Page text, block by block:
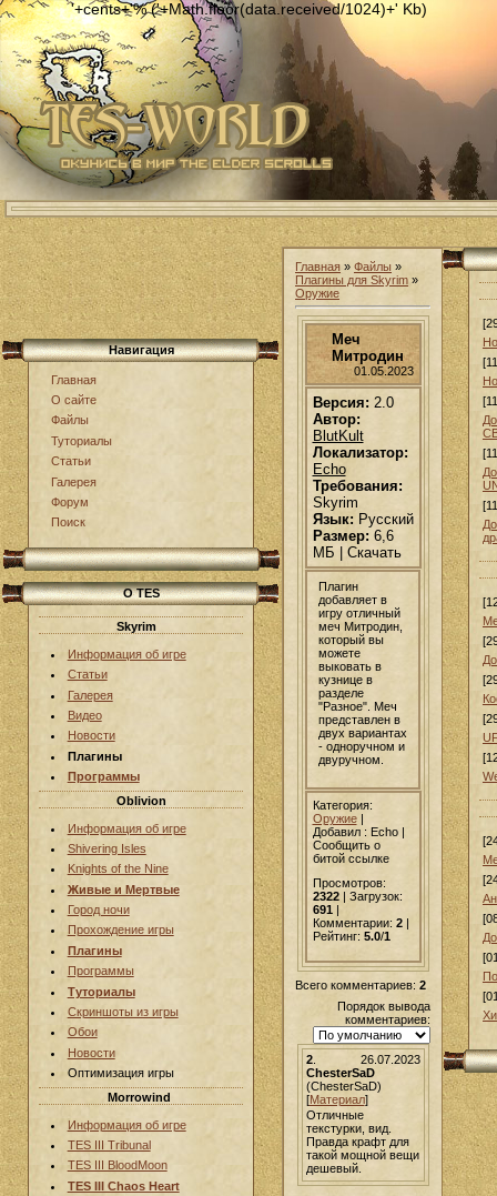
Навигация
Главная
О сайте
Файлы
Туториалы
Статьи
Галерея
Форум
Поиск
О TES
Skyrim
Информация об игре
Статьи
Галерея
Видео
Новости
Плагины
Программы
Oblivion
Информация об игре
Shivering Isles
Knights of the Nine
Живые и Мертвые
Город ночи
Прохождение игры
Плагины
Программы
Туториалы
Скриншоты из игры
Обои
Новости
Оптимизация игры
Morrowind
Информация об игре
TES III Tribunal
TES III BloodMoon
TES III Chaos Heart
Главная » Файлы »
Плагины для Skyrim »
Оружие
Меч
Митродин
01.05.2023
Версия: 2.0
Автор:
BlutKult
Локализатор:
Echo
Требования:
Skyrim
Язык: Русский
Размер: 6,6
МБ | Скачать
Плагин
добавляет в
игру отличный
меч Митродин,
который вы
можете
выковать в
кузнице в
разделе
"Разное". Меч
представлен в
двух вариантах
- одноручном и
двуручном.
Категория:
Оружие|
Добавил : Echo |
Сообщить о
битой ссылке
Просмотров:
2322| Загрузок:
691
Комментарии: 2|
Рейтинг: 5.0/1
Всего комментариев: 2
Порядок вывода
комментариев:
26.07.2023
2.
ChesterSaD
(ChesterSaD)
[Материал]
Отличные
текстурки, вид.
Правда крафт для
такой мощной вещи
дешевый.
'+cents+'% ('+Math.floor(data.received/1024)+' Kb)